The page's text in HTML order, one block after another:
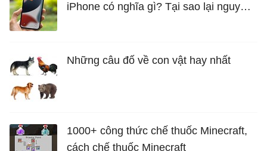
iPhone có nghĩa gì? Tại sao lại nguy
Những câu đố về con vật hay nhất
1000+ công thức chế thuốc Minecraft,
cách chế thuốc Minecraft